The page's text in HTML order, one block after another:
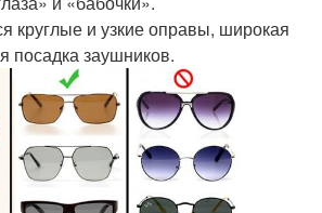
круглые и узкие оправы, широкая
посадка заушников.